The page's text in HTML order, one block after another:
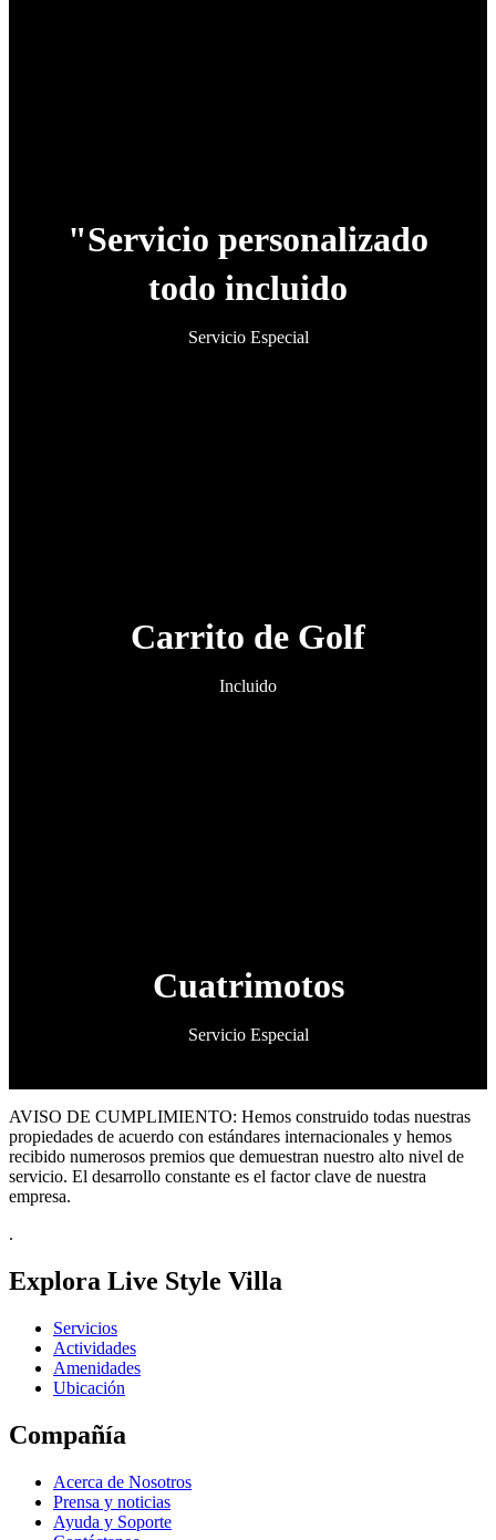
"Servicio personalizado
todo incluido
Servicio Especial
Carrito de Golf
Incluido
Cuatrimotos
Servicio Especial
AVISO DE CUMPLIMIENTO: Hemos construido todas nuestras
propiedades de acuerdo con estándares internacionales y hemos
recibido numerosos premios que demuestran nuestro alto nivel de
servicio. El desarrollo constante es el factor clave de nuestra
empresa.
.
Explora Live Style Villa
Servicios
Actividades
Amenidades
Ubicación
Compañía
Acerca de Nosotros
Prensa y noticias
Ayuda y Soporte